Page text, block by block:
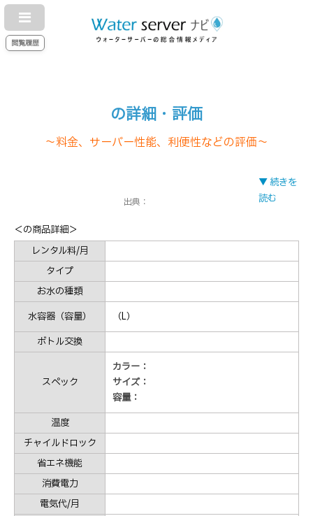
閲覧履歴
の詳細・評価
～料金、サーバー性能、利便性などの評価～
出典：
▼ 続きを
読む
＜の商品詳細＞
レンタル料/月
タイプ
お水の種類
水容器（容量）
（L）
ボトル交換
スペック
カラー：
サイズ：
容量：
温度
チャイルドロック
省エネ機能
消費電力
電気代/月